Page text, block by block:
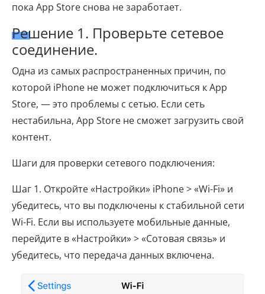
пока App Store снова не заработает.
Решение 1. Проверьте сетевое
соединение.
Одна из самых распространенных причин, по
которой iPhone не может подключиться к App
Store, — это проблемы с сетью. Если сеть
нестабильна, App Store не сможет загрузить свой
контент.
Шаги для проверки сетевого подключения:
Шаг 1. Откройте «Настройки» iPhone > «Wi-Fi» и
убедитесь, что вы подключены к стабильной сети
Wi-Fi. Если вы используете мобильные данные,
перейдите в «Настройки» > «Сотовая связь» и
убедитесь, что передача данных включена.